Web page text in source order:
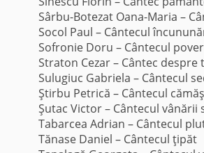
Sârbu-Botezat Oana-Maria –
Socol Paul – Cântecul
Sofronie Doru – Cântecul
Straton Cezar – Cântec
Sulugiuc Gabriela – Cântecul
Ştirbu Petrică – Cântecul
Şutac Victor – Cântecul
Tabarcea Adrian – Cântecul
Tănase Daniel – Cântecul ţipăt